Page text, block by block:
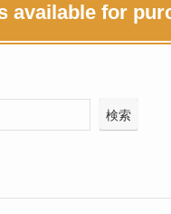
available for
検索